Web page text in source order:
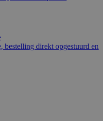
bestelling direkt opgestuurd en